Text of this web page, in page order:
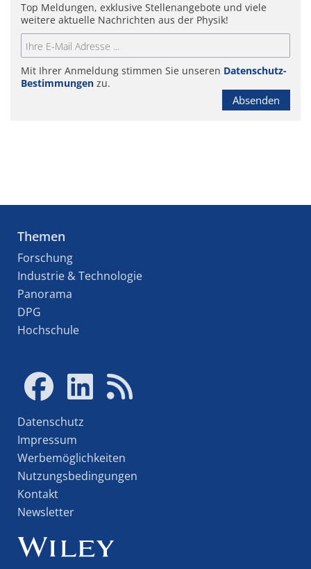
Top Meldungen, exklusive Stellenangebote und viele
weitere aktuelle Nachrichten aus der Physik!
Mit Ihrer Anmeldung stimmen Sie unseren Datenschutz-
Bestimmungen zu.
Absenden
Themen
Forschung
Industrie & Technologie
Panorama
DPG
Hochschule
Datenschutz
Impressum
Werbemöglichkeiten
Nutzungsbedingungen
Kontakt
Newsletter